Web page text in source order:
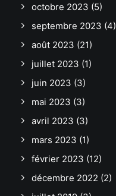
octobre 2023 (5)
septembre 2023 (4)
août 2023 (21)
juillet 2023 (1)
juin 2023 (3)
mai 2023 (3)
avril 2023 (3)
mars 2023 (1)
février 2023 (12)
décembre 2022 (2)